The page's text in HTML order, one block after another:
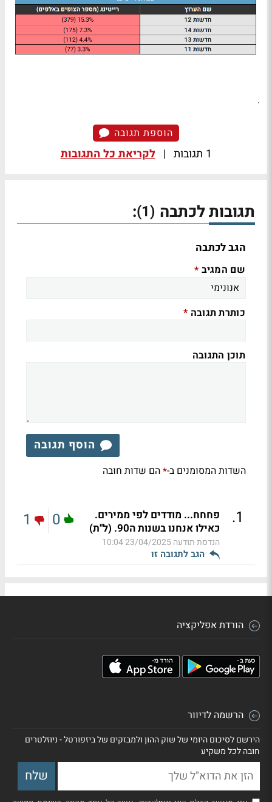
.
הוספת תגובה
1 תגובות | לקריאת כל התגובות
תגובות לכתבה (1)
:
הגב לכתבה
שם המגיב *
כותרת תגובה *
תוכן התגובה
הוסף תגובה
השדות המסומנים ב-*הם שדות חובה
1
.
פחחח... מודדים לפי ממירים.
כאילו אנחנו בשנות ה90. (ל"ת)
הנדסת תודעה23/04/2025 10:04
הגב לתגובה זו
0
1
הורדת אפליקציה
הרשמה לדיוור
הירשם לסיכום היומי של שוק ההון ולמבזקים של ביזפורטל - ניוזלטרים
חובה לכל משקיע